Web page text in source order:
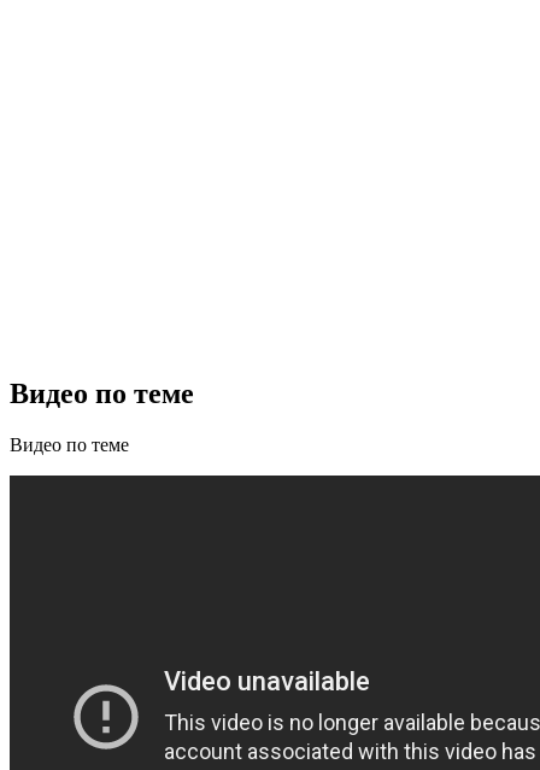
Видео по теме
Видео по теме